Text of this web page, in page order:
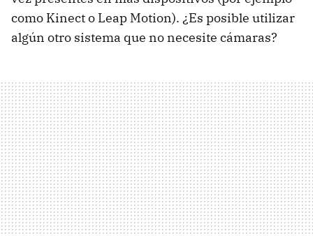
como Kinect o Leap Motion). ¿Es posible utilizar
algún otro sistema que no necesite cámaras?